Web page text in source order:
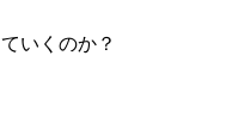
いくのか？